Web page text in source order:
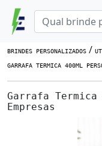
BRINDES PERSONALIZADOS /
GARRAFA TERMICA 400ML
Garrafa Termica
Empresas